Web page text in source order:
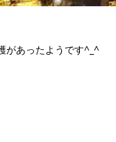
があったようです^_^